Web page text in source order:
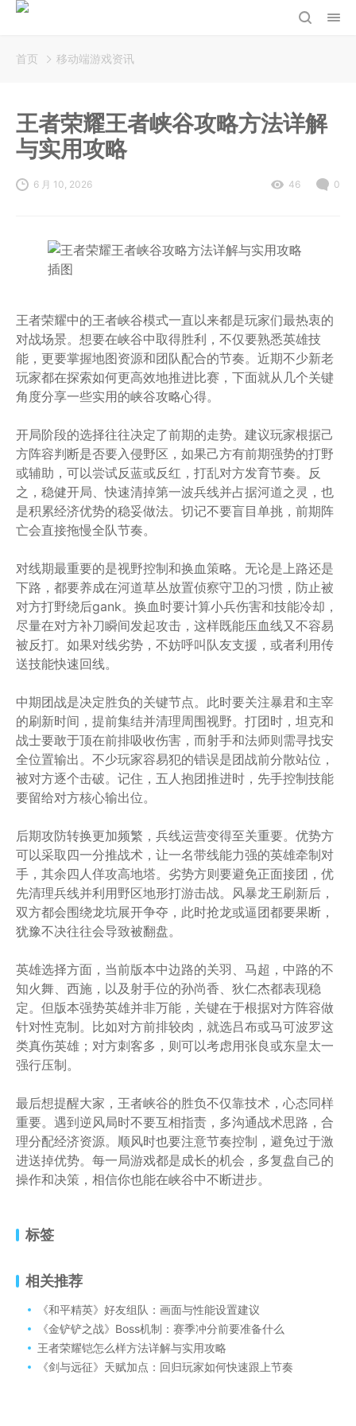
首页 移动端游戏资讯
王者荣耀王者峡谷攻略方法详解
与实用攻略
6 月 10, 2026 46 0
王者荣耀中的王者峡谷模式一直以来都是玩家们最热衷的
对战场景。想要在峡谷中取得胜利，不仅要熟悉英雄技
能，更要掌握地图资源和团队配合的节奏。近期不少新老
玩家都在探索如何更高效地推进比赛，下面就从几个关键
角度分享一些实用的峡谷攻略心得。
开局阶段的选择往往决定了前期的走势。建议玩家根据己
方阵容判断是否要入侵野区，如果己方有前期强势的打野
或辅助，可以尝试反蓝或反红，打乱对方发育节奏。反
之，稳健开局、快速清掉第一波兵线并占据河道之灵，也
是积累经济优势的稳妥做法。切记不要盲目单挑，前期阵
亡会直接拖慢全队节奏。
对线期最重要的是视野控制和换血策略。无论是上路还是
下路，都要养成在河道草丛放置侦察守卫的习惯，防止被
对方打野绕后gank。换血时要计算小兵伤害和技能冷却，
尽量在对方补刀瞬间发起攻击，这样既能压血线又不容易
被反打。如果对线劣势，不妨呼叫队友支援，或者利用传
送技能快速回线。
中期团战是决定胜负的关键节点。此时要关注暴君和主宰
的刷新时间，提前集结并清理周围视野。打团时，坦克和
战士要敢于顶在前排吸收伤害，而射手和法师则需寻找安
全位置输出。不少玩家容易犯的错误是团战前分散站位，
被对方逐个击破。记住，五人抱团推进时，先手控制技能
要留给对方核心输出位。
后期攻防转换更加频繁，兵线运营变得至关重要。优势方
可以采取四一分推战术，让一名带线能力强的英雄牵制对
手，其余四人佯攻高地塔。劣势方则要避免正面接团，优
先清理兵线并利用野区地形打游击战。风暴龙王刷新后，
双方都会围绕龙坑展开争夺，此时抢龙或逼团都要果断，
犹豫不决往往会导致被翻盘。
英雄选择方面，当前版本中边路的关羽、马超，中路的不
知火舞、西施，以及射手位的孙尚香、狄仁杰都表现稳
定。但版本强势英雄并非万能，关键在于根据对方阵容做
针对性克制。比如对方前排较肉，就选吕布或马可波罗这
类真伤英雄；对方刺客多，则可以考虑用张良或东皇太一
强行压制。
最后想提醒大家，王者峡谷的胜负不仅靠技术，心态同样
重要。遇到逆风局时不要互相指责，多沟通战术思路，合
理分配经济资源。顺风时也要注意节奏控制，避免过于激
进送掉优势。每一局游戏都是成长的机会，多复盘自己的
操作和决策，相信你也能在峡谷中不断进步。
标签
相关推荐
《和平精英》好友组队：画面与性能设置建议
《金铲铲之战》Boss机制：赛季冲分前要准备什么
王者荣耀铠怎么样方法详解与实用攻略
《剑与远征》天赋加点：回归玩家如何快速跟上节奏